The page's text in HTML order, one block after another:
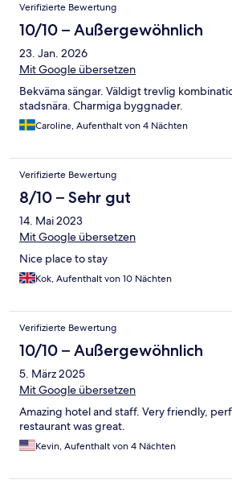
Verifizierte Bewertung
10/10 – Außergewöhnlich
23. Jan. 2026
Mit Google übersetzen
Bekväma sängar. Väldigt trevlig
stadsnära. Charmiga byggnader.
Caroline, Aufenthalt von 4 Nächten
Verifizierte Bewertung
8/10 – Sehr gut
14. Mai 2023
Mit Google übersetzen
Nice place to stay
Kok, Aufenthalt von 10 Nächten
Verifizierte Bewertung
10/10 – Außergewöhnlich
5. März 2025
Mit Google übersetzen
Amazing hotel and staff. Very friendly,
restaurant was great.
Kevin, Aufenthalt von 4 Nächten